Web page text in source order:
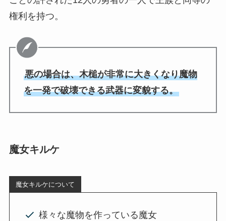
権利を持つ。
悪の場合は、木槌が非常に大きくなり魔物
を一発で破壊できる武器に変貌する。
魔女キルケ
魔女キルケについて
様々な魔物を作っている魔女